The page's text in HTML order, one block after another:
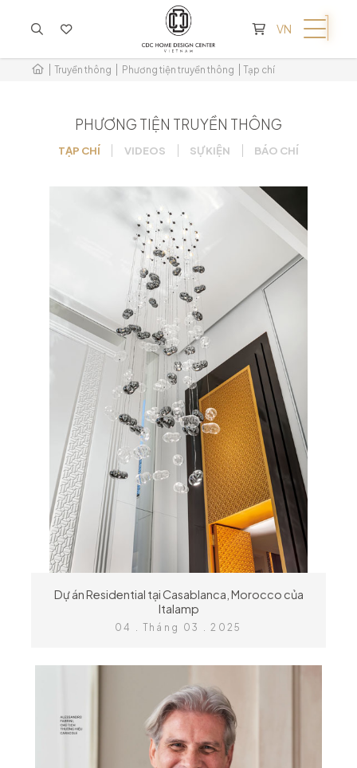
KHÔNG CÓ SẢN PHẨM TRONG GIỎ HÀNG
VN
Truyền thông Phương tiện truyền thông Tạp chí
PHƯƠNG TIỆN TRUYỀN THÔNG
TẠP CHÍ VIDEOS SỰ KIỆN BÁO CHÍ
Dự án Residential tại Casablanca, Morocco của
Italamp
04 . Tháng 03 . 2025